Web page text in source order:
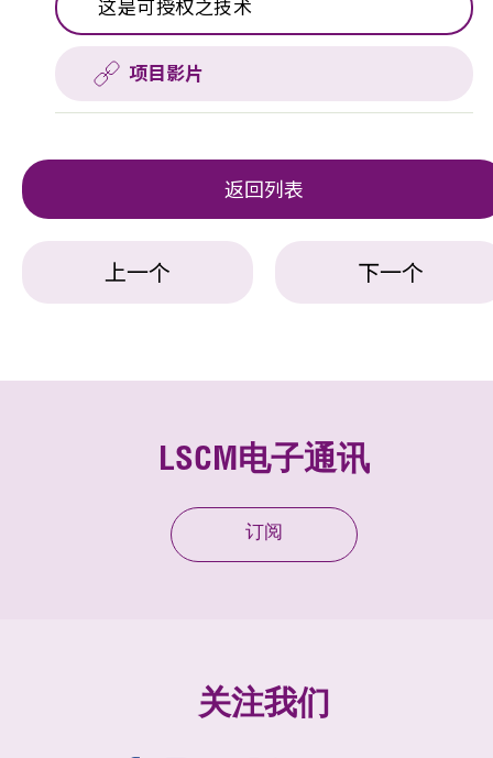
这是可授权之技术
项目影片
返回列表
上一个 下一个
LSCM电子通讯
订阅
关注我们